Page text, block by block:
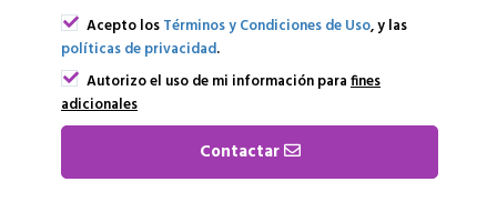
Acepto losTérminos y Condiciones de Uso, y las
políticas de privacidad.
Autorizo el uso de mi información parafines
adicionales
Contactar